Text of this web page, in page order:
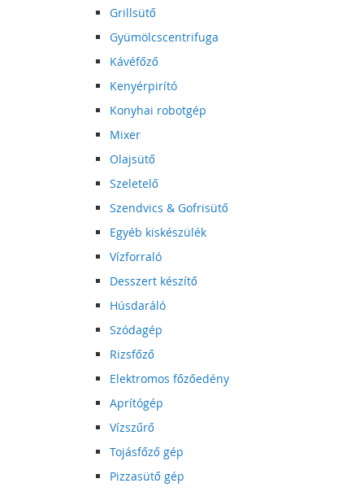
Grillsütő
Gyümölcscentrifuga
Kávéfőző
Kenyérpirító
Konyhai robotgép
Mixer
Olajsütő
Szeletelő
Szendvics & Gofrisütő
Egyéb kiskészülék
Vízforraló
Desszert készítő
Húsdaráló
Szódagép
Rizsfőző
Elektromos főzőedény
Aprítógép
Vízszűrő
Tojásfőző gép
Pizzasütő gép